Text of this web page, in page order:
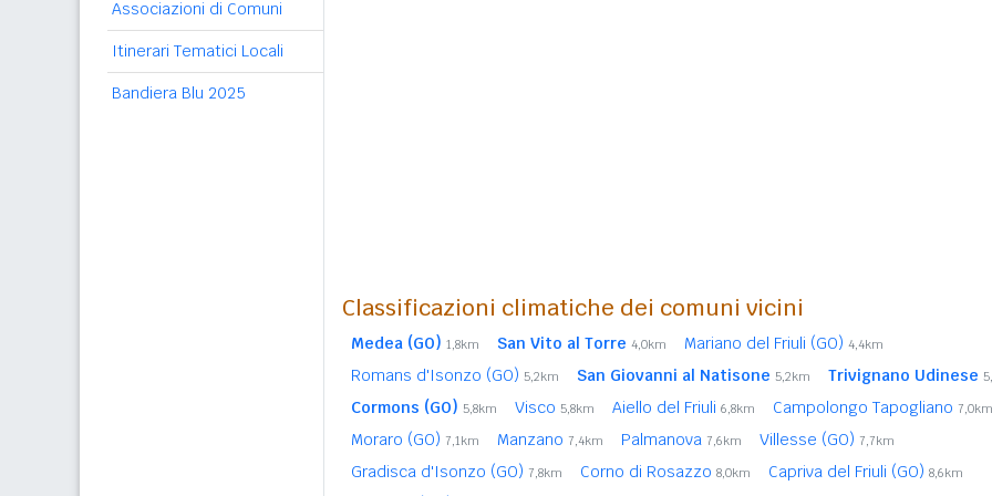
Associazioni di Comuni
Itinerari Tematici Locali
Bandiera Blu 2025
Classificazioni climatiche dei comuni vicini
Medea (GO) 1,8km San Vito al Torre 4,0km Mariano del Friuli (GO) 4,4km
Romans d'Isonzo (GO) 5,2km San Giovanni al Natisone 5,2km Trivignano Udinese
Cormons (GO) 5,8km Visco 5,8km Aiello del Friuli 6,8km Campolongo Tapogliano 7,0km
Moraro (GO) 7,1km Manzano 7,4km Palmanova 7,6km Villesse (GO) 7,7km
Gradisca d'Isonzo (GO) 7,8km Corno di Rosazzo 8,0km Capriva del Friuli (GO) 8,6km